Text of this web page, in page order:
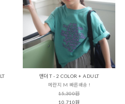
앤더 T - 2 COLOR + ADULT
메란지 M 빠른배송 !
15,300원
10,710원